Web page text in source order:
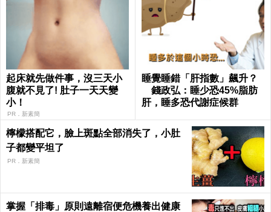
起床就先做件事，沒三天小
腹就不見了! 肚子一天天變
小！
PR．新素簡
睡覺睡錯「肝指數」飆升？
錢政弘：睡少恐45%脂肪
肝，睡多恐代謝症候群
檸檬搭配它，臉上斑點全部消失了，小肚
子都變平坦了
PR．新素簡
掌握「排毒」原則遠離宿便危機養出健康